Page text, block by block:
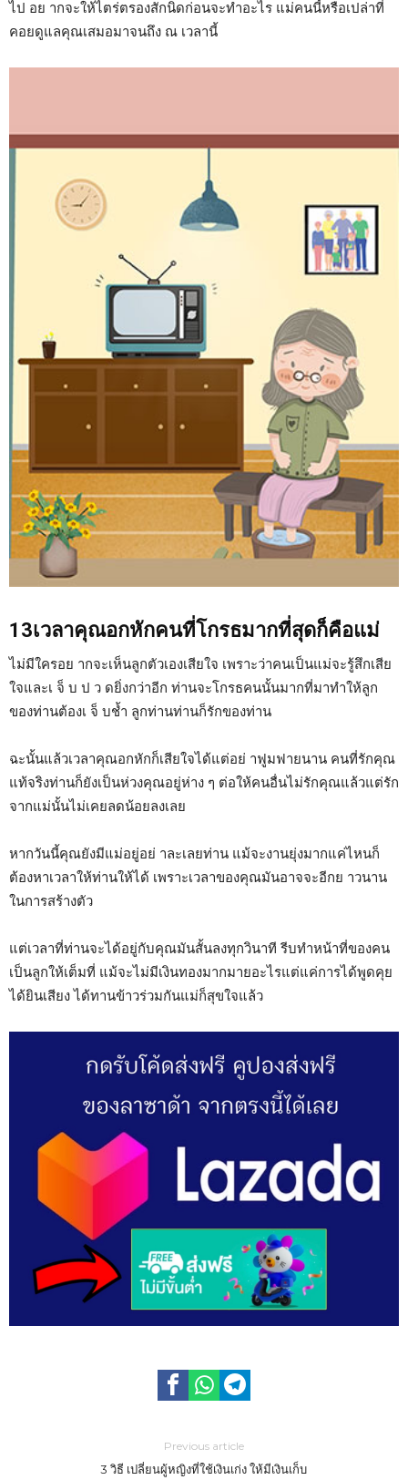
ไป อย ากจะให้ไตร่ตรองสักนิดก่อนจะทำอะไร แม่คนนี้หรือเปล่าที่
คอยดูแลคุณเสมอมาจนถึง ณ เวลานี้
13เวลาคุณอกหักคนที่โกรธมากที่สุดก็คือแม่
ไม่มีใครอย ากจะเห็นลูกตัวเองเสียใจ เพราะว่าคนเป็นแม่จะรู้สึกเสีย
ใจและเ จ็ บ ป ว ดยิ่งกว่าอีก ท่านจะโกรธคนนั้นมากที่มาทำให้ลูก
ของท่านต้องเ จ็ บช้ำ ลูกท่านท่านก็รักของท่าน
ฉะนั้นแล้วเวลาคุณอกหักก็เสียใจได้แต่อย่ าฟูมฟายนาน คนที่รักคุณ
แท้จริงท่านก็ยังเป็นห่วงคุณอยู่ห่าง ๆ ต่อให้คนอื่นไม่รักคุณแล้วแต่รัก
จากแม่นั้นไม่เคยลดน้อยลงเลย
หากวันนี้คุณยังมีแม่อยู่อย่ าละเลยท่าน แม้จะงานยุ่งมากแค่ไหนก็
ต้องหาเวลาให้ท่านให้ได้ เพราะเวลาของคุณมันอาจจะอีกย าวนาน
ในการสร้างตัว
แต่เวลาที่ท่านจะได้อยู่กับคุณมันสั้นลงทุกวินาที รีบทำหน้าที่ของคน
เป็นลูกให้เต็มที่ แม้จะไม่มีเงินทองมากมายอะไรแต่แค่การได้พูดคุย
ได้ยินเสียง ได้ทานข้าวร่วมกันแม่ก็สุขใจแล้ว
Previous article
3 วิธี เปลี่ยนผู้หญิงที่ใช้เงินเก่ง ให้มีเงินเก็บ